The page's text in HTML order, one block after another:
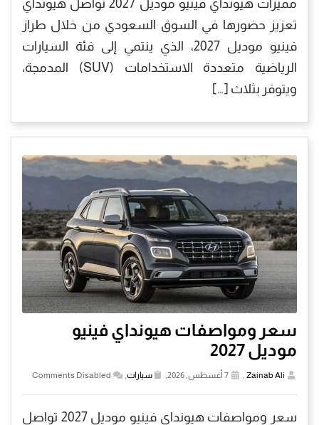
مميزات هيونداي فينيو موديل 2027 تواصل هيونداي
تعزيز حضورها في السوق السعودي من خلال طراز
فينيو موديل 2027، الذي ينتمي إلى فئة السيارات
الرياضية متعددة الاستخدامات (SUV) المدمجة،
ويتوفر بثلاث […]
سعر ومواصفات هيونداي فينيو
موديل 2027
Zainab Ali سيارات Comments Disabled
سعر ومواصفات هيونداي فينيو موديل 2027 تواصل